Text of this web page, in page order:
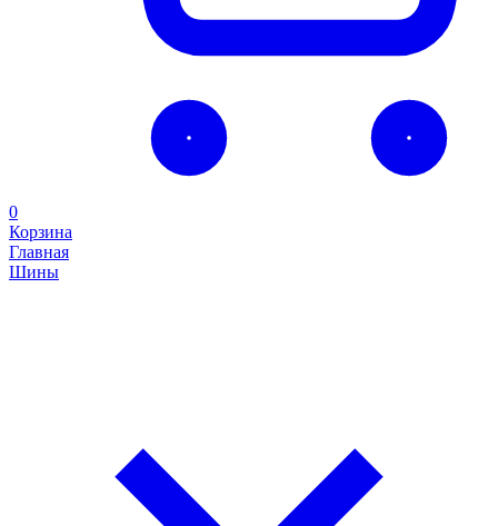
0
Корзина
Главная
Шины